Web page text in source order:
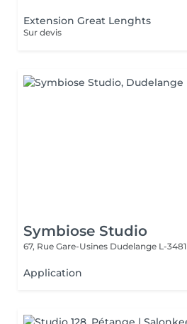
Extension Great Lenghts
Sur devis
Symbiose Studio
67, Rue Gare-Usines Dudelange L-3481
Application